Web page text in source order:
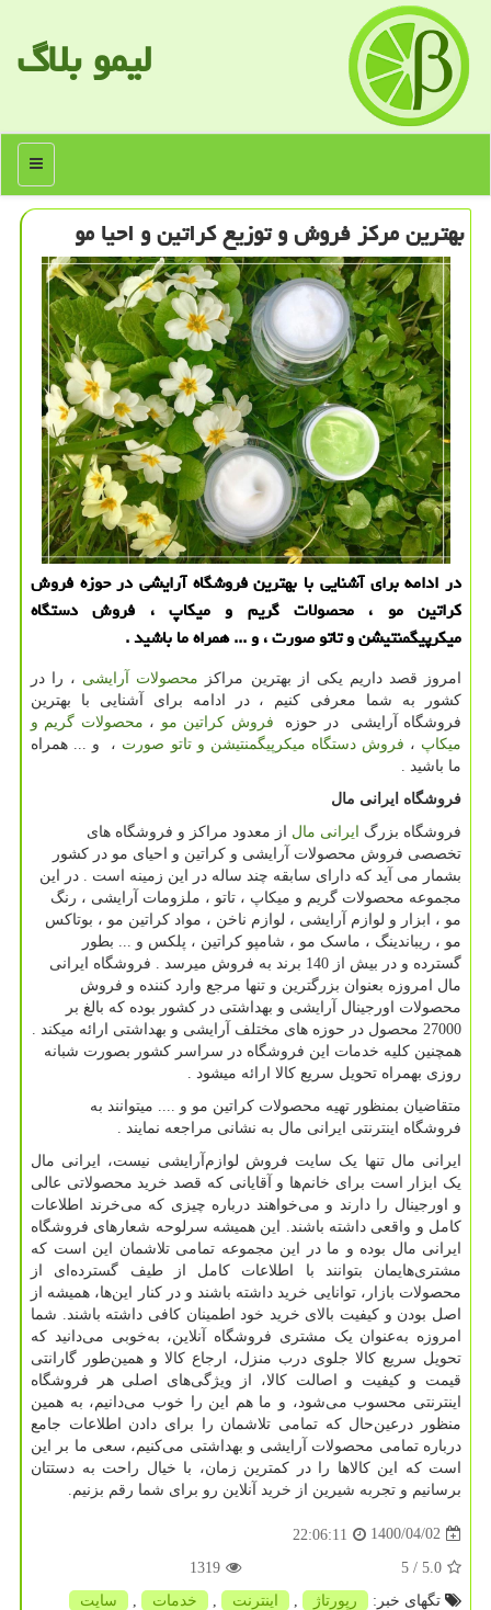
لیمو بلاگ
منو
بهترین مركز فروش و توزیع كراتین و احیا مو
در ادامه برای آشنایی با بهترین فروشگاه آرایشی در حوزه فروش
كراتین مو ، محصولات گریم و میكاپ ، فروش دستگاه
میكرپیگمنتیشن و تاتو صورت ، و ... همراه ما باشید .
امروز قصد داریم یکی از بهترین مراکز محصولات آرایشی ، را در
کشور به شما معرفی کنیم ، در ادامه برای آشنایی با بهترین
فروشگاه آرایشی در حوزه فروش کراتین مو ، محصولات گریم و
میکاپ ، فروش دستگاه میکرپیگمنتیشن و تاتو صورت ، و ... همراه
ما باشید .
فروشگاه ایرانی مال
فروشگاه بزرگ
ایرانی مال از معدود مراکز و فروشگاه های
تخصصی فروش محصولات آرایشی و کراتین و احیای مو در کشور
بشمار می آید که دارای سابقه چند ساله در این زمینه است . در این
مجموعه محصولات گریم و میکاپ ، تاتو ، ملزومات آرایشی ، رنگ
مو ، ابزار و لوازم آرایشی ، لوازم ناخن ، مواد کراتین مو ، بوتاکس
مو ، ریباندینگ ، ماسک مو ، شامپو کراتین ، پلکس و ... بطور
گسترده و در بیش از 140 برند به فروش میرسد . فروشگاه ایرانی
مال امروزه بعنوان بزرگترین و تنها مرجع وارد کننده و فروش
محصولات اورجینال آرایشی و بهداشتی در کشور بوده که بالغ بر
27000 محصول در حوزه های مختلف آرایشی و بهداشتی ارائه میکند .
همچنین کلیه خدمات این فروشگاه در سراسر کشور بصورت شبانه
روزی بهمراه تحویل سریع کالا ارائه میشود .
متقاضیان بمنظور تهیه محصولات کراتین مو و .... میتوانند به
فروشگاه اینترنتی ایرانی مال به نشانی مراجعه نمایند .
ایرانی مال تنها یک سایت فروش لوازم‌آرایشی نیست، ایرانی مال
یک ابزار است برای خانم‌ها و آقایانی که قصد خرید محصولاتی عالی
و اورجینال را دارند و می‌خواهند درباره چیزی که می‌خرند اطلاعات
کامل و واقعی داشته باشند. این همیشه سرلوحه شعارهای فروشگاه
ایرانی مال بوده و ما در این مجموعه تمامی تلاشمان این است که
مشتری‌هایمان بتوانند با اطلاعات کامل از طیف گسترده‌ای از
محصولات بازار، توانایی خرید داشته باشند و در کنار این‌ها، همیشه از
اصل بودن و کیفیت بالای خرید خود اطمینان کافی داشته باشند. شما
امروزه به‌عنوان یک مشتری فروشگاه آنلاین، به‌خوبی می‌دانید که
تحویل سریع کالا جلوی درب منزل، ارجاع کالا و همین‌طور گارانتی
قیمت و کیفیت و اصالت کالا، از ویژگی‌های اصلی هر فروشگاه
اینترنتی محسوب می‌شود، و ما هم این را خوب می‌دانیم، به همین
منظور درعین‌حال که تمامی تلاشمان را برای دادن اطلاعات جامع
درباره تمامی محصولات آرایشی و بهداشتی می‌کنیم، سعی ما بر این
است که این کالاها را در کمترین زمان، با خیال راحت به دستتان
برسانیم و تجربه شیرین از خرید آنلاین رو برای شما رقم بزنیم.
1400/04/02
22:06:11
5.0
/ 5
1319
تگهای خبر:
رپورتاژ اینترنت خدمات سایت